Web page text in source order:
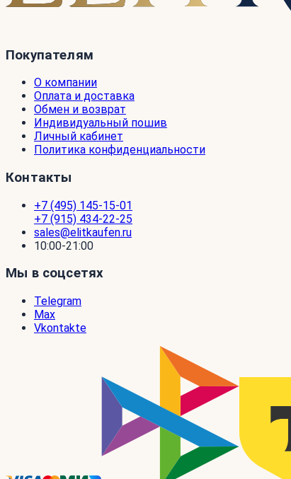
Покупателям
О компании
Оплата и доставка
Обмен и возврат
Индивидуальный пошив
Личный кабинет
Политика конфиденциальности
Контакты
+7 (495) 145-15-01
+7 (915) 434-22-25
sales@elitkaufen.ru
10:00-21:00
Мы в соцсетях
Telegram
Max
Vkontakte